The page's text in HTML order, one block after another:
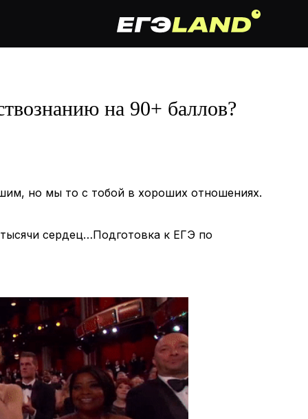
на 90+ баллов?
но мы то с тобой в хороших отношениях.
сердец…Подготовка к ЕГЭ по